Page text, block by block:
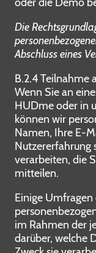
Die
Abschluss eines
B.2.4 Teilnahme
Wenn Sie an
HUDme oder in
können wir
Namen, Ihre E-
Nutzererfahrung
verarbeiten, die
mitteilen.
Einige
im Rahmen der
darüber, welche